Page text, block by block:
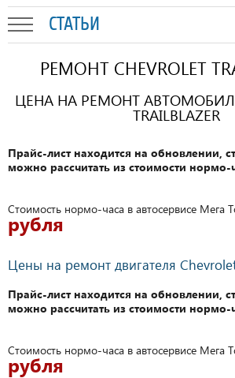
СТАТЬИ
РЕМОНТ CHEVROLET
ЦЕНА НА РЕМОНТ
TRAILBLAZER
Прайс-лист находится на обновлении,
можно рассчитать из стоимости нормо-
Стоимость нормо-часа в автосервисе Мега
рубля
Цены на ремонт двигателя
Прайс-лист находится на обновлении,
можно рассчитать из стоимости нормо-
Стоимость нормо-часа в автосервисе Мега
рубля